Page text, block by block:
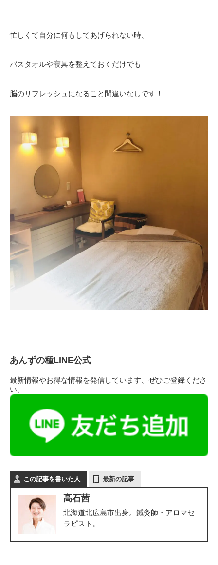
忙しくて自分に何もしてあげられない時、
バスタオルや寝具を整えておくだけでも
脳のリフレッシュになること間違いなしです！
あんずの種LINE公式
最新情報やお得な情報を発信しています、ぜひご登録くださ
い。
この記事を書いた人 最新の記事
高石茜
北海道北広島市出身。鍼灸師・アロマセ
ラピスト。